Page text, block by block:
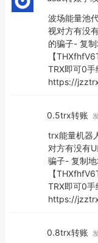
波场能量池
视对方有没
的骗子- 复
【
TRX即可0
https://
0.5trx转账
trx能量机器
对方有没有
骗子- 复制地
【
TRX即可0
https://
0.8trx转账